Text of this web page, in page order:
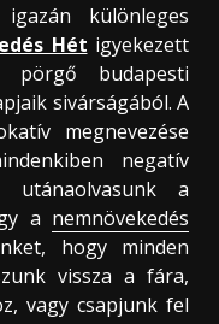
különleges
Hét igyekezett
pörgő budapesti
sivárságából. A
megnevezése
negatív
a
a nemnövekedés
hogy minden
vissza a fára,
vagy csapjunk fel